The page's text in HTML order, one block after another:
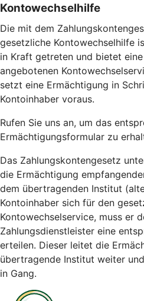
Kontowechselhilfe
Die mit dem
gesetzliche Kontowechselhilfe
in Kraft getreten und bietet
angebotenen
setzt eine Ermächtigung in
Kontoinhaber voraus.
Rufen Sie uns an, um das
Ermächtigungsformular zu
Das Zahlungskontengesetz
die Ermächtigung
dem übertragenden Institut
Kontoinhaber sich für den
Kontowechselservice, muss er
Zahlungsdienstleister eine
erteilen. Dieser leitet die
übertragende Institut weiter
in Gang.